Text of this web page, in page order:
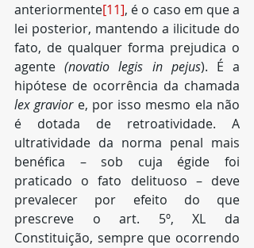
anteriormente[11], é o caso em que a
lei posterior, mantendo a ilicitude do
fato, de qualquer forma prejudica o
agente (novatio legis in pejus). É a
lex gravior e, por isso mesmo ela não
é dotada de retroatividade. A
ultratividade da norma penal mais
benéfica – sob cuja égide foi
praticado o fato delituoso – deve
prevalecer por efeito do que
prescreve o art. 5º, XL da
Constituição, sempre que ocorrendo